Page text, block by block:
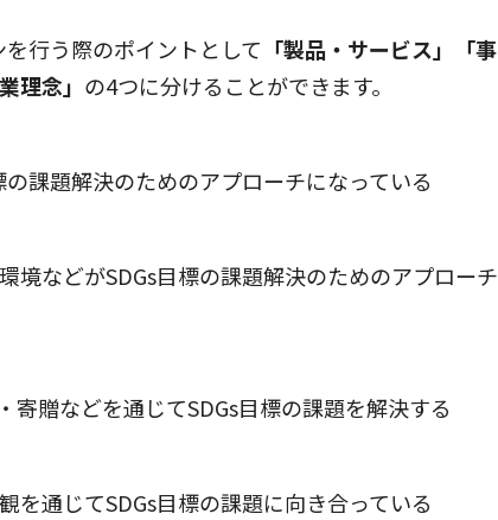
行う際のポイントとして 「製品・サービス」「事
理念」 の4つに分けることができます。
課題解決のためのアプローチになっている
境などがSDGs目標の課題解決のためのアプローチ
寄贈などを通じてSDGs目標の課題を解決する
を通じてSDGs目標の課題に向き合っている